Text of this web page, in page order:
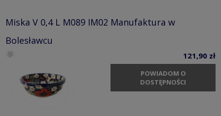
Miska V 0,4 L M089 IM02 Manufaktura w
Bolesławcu
121,90 zł
POWIADOM O
DOSTĘPNOŚCI